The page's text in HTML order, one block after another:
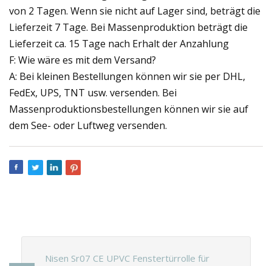
von 2 Tagen. Wenn sie nicht auf Lager sind, beträgt die
Lieferzeit 7 Tage. Bei Massenproduktion beträgt die
Lieferzeit ca. 15 Tage nach Erhalt der Anzahlung
F: Wie wäre es mit dem Versand?
A: Bei kleinen Bestellungen können wir sie per DHL,
FedEx, UPS, TNT usw. versenden. Bei
Massenproduktionsbestellungen können wir sie auf
dem See- oder Luftweg versenden.
Nisen Sr07 CE UPVC Fenstertürrolle für